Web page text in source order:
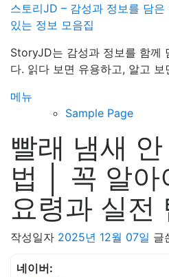
스토리JD – 감성과 정보를 담
있는 정보 모음집
StoryJD는 감성과 정보를 함께
다. 읽다 보면 유용하고, 알고
메뉴
Sample Page
빨래 냄새
법 │ 꼭 알아
요령과 실전
작성일자 2025년 12월 07일 글
네이버: